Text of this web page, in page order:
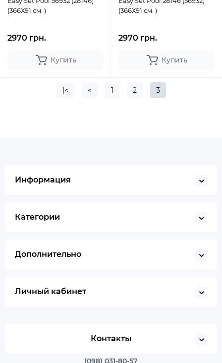
(366Х91 см. )
2970 грн.
Купить
(366Х91 см. )
2970 грн.
Купить
|< < 1 2 3
Информация
Категории
Дополнительно
Личный кабинет
Контакты
(098) 031-80-57